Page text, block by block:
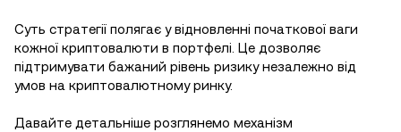
Суть стратегії полягає у відновленні початкової ваги
кожної криптовалюти в портфелі. Це дозволяє
підтримувати бажаний рівень ризику незалежно від
умов на криптовалютному ринку.
Давайте детальніше розглянемо механізм